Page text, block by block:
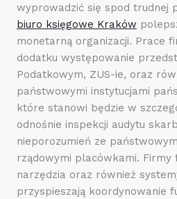
wyprowadzić się spod trudnej
biuro księgowe Kraków
monetarną organizacji. Prace
dodatku występowanie
Podatkowym, ZUS-ie, oraz
państwowymi instytucjami
które stanowi będzie w
odnośnie inspekcji audytu
nieporozumień ze
rządowymi placówkami. Firmy
narzędzia oraz również
przyspieszają koordynowanie